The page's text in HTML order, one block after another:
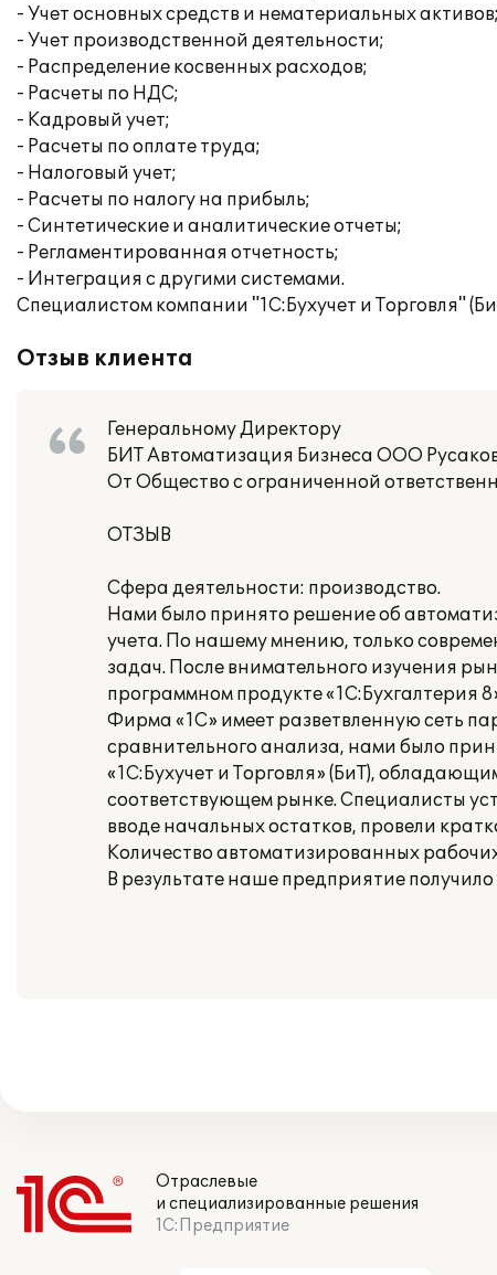
- Учет основных средств и нематериальных активов;
- Учет производственной деятельности;
- Распределение косвенных расходов;
- Расчеты по НДС;
- Кадровый учет;
- Расчеты по оплате труда;
- Налоговый учет;
- Расчеты по налогу на прибыль;
- Синтетические и аналитические отчеты;
- Регламентированная отчетность;
- Интеграция с другими системами.
Специалистом компании "1С:Бухучет и Торговля"
Отзыв клиента
Генеральному Директору
БИТ Автоматизация Бизнеса ООО
От Общество с ограниченной
ОТЗЫВ
Сфера деятельности: производство.
Нами было принято решение об
учета. По нашему мнению, только
задач. После внимательного изучения
программном продукте «1С:Бухгалтерия
Фирма «1С» имеет разветвленную сеть
сравнительного анализа, нами было
«1С:Бухучет и Торговля» (БиТ),
соответствующем рынке. Специалисты
вводе начальных остатков, провели
Количество автоматизированных рабочих
В результате наше предприятие
Отраслевые
и специализированные решения
1С:Предприятие